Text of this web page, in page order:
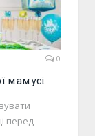
0
мамусі
перед